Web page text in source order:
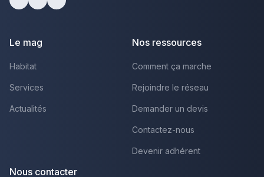
Le mag
Habitat
Services
Actualités
Nos ressources
Comment ça marche
Rejoindre le réseau
Demander un devis
Contactez-nous
Devenir adhérent
Nous contacter